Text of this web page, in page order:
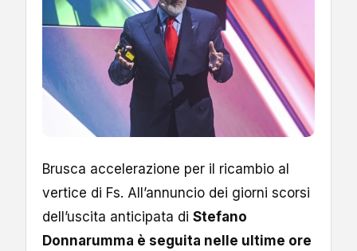
Brusca accelerazione per il ricambio al
vertice di Fs. All’annuncio dei giorni scorsi
dell’uscita anticipata di Stefano
Donnarumma è seguita nelle ultime ore